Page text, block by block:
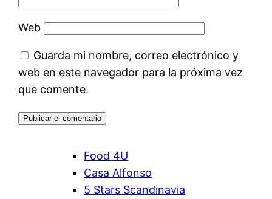
Web
Guarda mi nombre, correo electrónico y
web en este navegador para la próxima vez
que comente.
Food 4U
Casa Alfonso
5 Stars Scandinavia